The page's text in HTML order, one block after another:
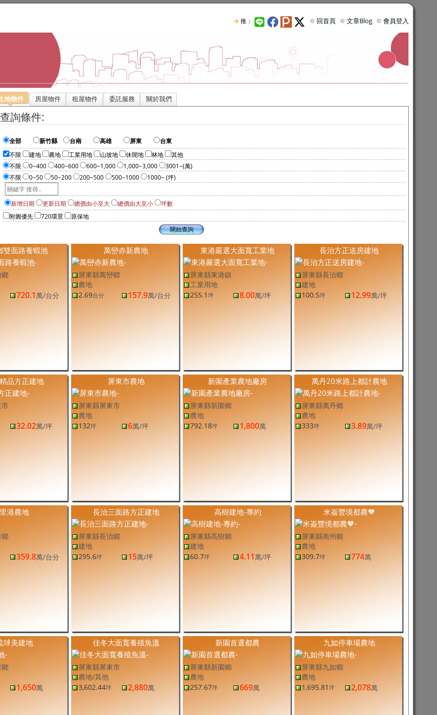
推： 回首頁 文章Blog 會員登入
房屋物件
地物件 租屋物件 委託服務 關於我們
詢條件:
全部 新竹縣 台南 高雄 屏東
台東
不限
建地 農地 工業用地 山坡地 休閒地 林地
其他
不限
0~400 400~600 600~1,000 1,000~3,000
3001~(萬)
不限
0~50 50~200 200~500 500~1000 1000~ (坪)
新增日期 更新日期 總價由小至大 總價由大至小
坪數
附圖優先
720環景 原保地
雙面路養蝦池
鄉
720.1萬/台分
萬巒赤新農地
屏東縣萬巒鄉
農地
2.69台分 157.9萬/台分
東港嚴選大面寬工業地
屏東縣東港鎮
工業用地
255.1坪 8.00萬/坪
長治方正送房建地
屏東縣長治鄉
建地
100.5坪 12.99萬/坪
品方正建地
市
32.02萬/坪
屏東市農地
屏東縣屏東市
農地
132坪 6萬/坪
新園產業農地廠房
屏東縣新園鄉
農地
792.18坪 1,800萬
萬丹20米路上都計農地
屏東縣萬丹鄉
農地
333坪 3.89萬/坪
里港農地
鄉
359.8萬/台分
長治三面路方正建地
屏東縣長治鄉
建地
295.6坪 15萬/坪
高樹建地-專約
屏東縣高樹鄉
建地
60.7坪 4.11萬/坪
米崙豐境都農🧡
屏東縣南州鄉
農地
309.7坪 774萬
球美建地
鄉
1,650萬
佳冬大面寬養殖魚溫
屏東縣屏東市
農地/其他
3,602.44坪 2,880萬
新園首選都農
屏東縣新園鄉
農地
257.67坪 669萬
九如停車場農地
屏東縣九如鄉
農地
1,695.81坪 2,078萬